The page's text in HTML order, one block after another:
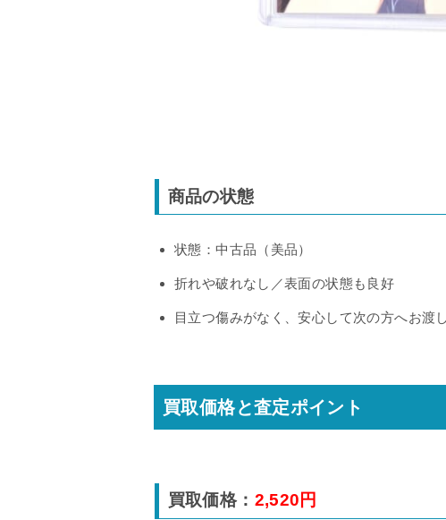
商品の状態
状態：中古品（美品）
折れや破れなし／表面の状態も良好
目立つ傷みがなく、安心して次の方へお渡
買取価格と査定ポイント
買取価格： 2,520円